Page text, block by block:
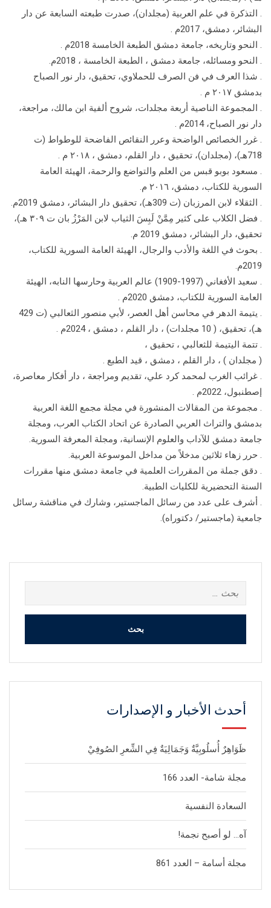
. التذكرة في علم العربية (مجلدان)، صدرت طبعته السابعة عن دار
البشائر، دمشق، 2017م .
. النحو وتاريخه، جامعة دمشق الطبعة الخامسة 2018م .
. النحو ومسائله، جامعة دمشق ، الطبعة الخامسة ، 2018م.
. شذا العرف في فن الصرف للحملاوي، تحقيق، دار نور الصباح
بدمشق ۲۰۱۷ م .
. المجموعة الناصية أربعة مجلدات، شروح ألفية ابن مالك، مراجعة،
دار نور الصباح، 2014م .
. غرر الخصائص الواضحة وعرر النقائص الفاضحة للوطواط (ت
718هـ)، (مجلدان)، تحقيق ، دار القلم، دمشق ، ۲۰۱۸ م .
. مسعود بوبو قبس من العلم والتواضع والرحمة، الهيئة العامة
السورية للكتاب، دمشق، ٢٠١٦ م.
. الثقلاء لابن المرزبان (ت 309هـ)، تحقيق دار البشائر، دمشق 2019م.
. فضل الكلاب على كثير مِمَّنْ لَبِسَ الثياب لابن المَرْزُ بان ت ۳۰۹ هـ)،
تحقيق، دار البشائر، دمشق 2019 م.
. بحوث في اللغة والأدب والرجال، الهيئة العامة السورية للكتاب،
2019م.
. سعيد الأفغاني (1997-1909) عالم العربية وحارسها النابه، الهيئة
العامة السورية للكتاب، دمشق 2020م .
. يتيمة الدهر في محاسن أهل العصر، لأبي منصور الثعالبي (ت 429
هـ)، تحقيق، ( 10 مجلدات) ، دار القلم ، دمشق ، 2024م .
. تتمة اليتيمة للثعالبي ، تحقيق ،
( مجلدان ) ، دار القلم ، دمشق ، قيد الطبع .
. غرائب الغرب لمحمد كرد علي، تقديم ومراجعة ، دار أفكار معاصرة،
إصطنبول، 2022م .
. مجموعة من المقالات المنشورة في مجلة مجمع اللغة العربية
بدمشق والتراث العربي الصادرة عن اتحاد الكتاب العرب، ومجلة
جامعة دمشق للآداب والعلوم الإنسانية، ومجلة المعرفة السورية.
. حرر زهاء ثلاثين مدخلاً من مداخل الموسوعة العربية.
. دقق جملة من المقررات العلمية في جامعة دمشق منها مقررات
السنة التحضيرية للكليات الطبية.
. أشرف على عدد من رسائل الماجستير، وشارك في مناقشة رسائل
جامعية (ماجستير/ دكتوراه).
عن:
أحدث الأخبار و الإصدارات
ظَوَاهِرٌ أُسلُوبِيَّةٌ وَجَمَالِيَةٌ فِي الشِّعرِ الصُوفِيْ
مجلة شامة- العدد 166
السعادة النفسية
آه… لو أصبح نجمة!
مجلة أسامة – العدد 861